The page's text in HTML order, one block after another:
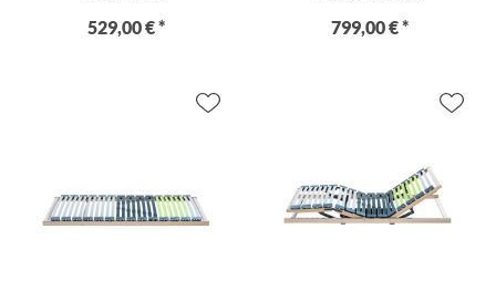
529,00 € * 799,00 € *